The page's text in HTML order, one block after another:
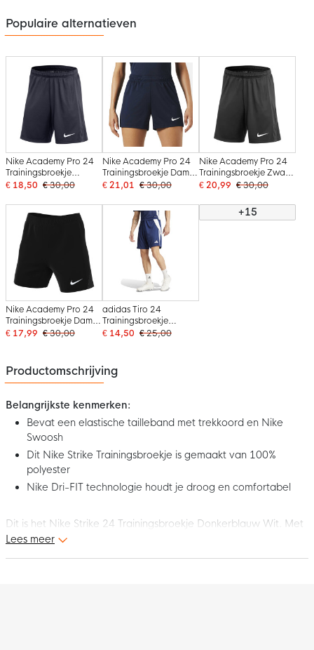
Populaire alternatieven
Nike Academy Pro 24
Trainingsbroekje
Donkerblauw Wit
€ 18,50 € 30,00
Nike Academy Pro 24
Trainingsbroekje Dames
Donkerblauw Wit
€ 21,01 € 30,00
Nike Academy Pro 24
Trainingsbroekje Zwart
Wit
€ 20,99 € 30,00
Nike Academy Pro 24
Trainingsbroekje Dames
Zwart Wit
€ 17,99 € 30,00
adidas Tiro 24
Trainingsbroekje
Donkerblauw Wit
€ 14,50 € 25,00
+15
Productomschrijving
Belangrijkste kenmerken:
Bevat een elastische tailleband met trekkoord en Nike
Swoosh
Dit Nike Strike Trainingsbroekje is gemaakt van 100%
polyester
Nike Dri-FIT technologie houdt je droog en comfortabel
Dit is het Nike Strike 24 Trainingsbroekje Donkerblauw Wit. Met
dit trainingsbroekje laat jij je beste kwaliteiten zien in het veld.
Lees meer